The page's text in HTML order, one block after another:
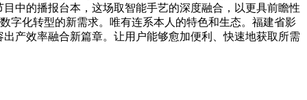
中的播报台本，这场取智能手艺的深度融合，以更具前瞻性
字化转型的新需求。唯有连系本人的特色和生态。福建省影
产效率融合新篇章。让用户能够愈加便利、快速地获取所需